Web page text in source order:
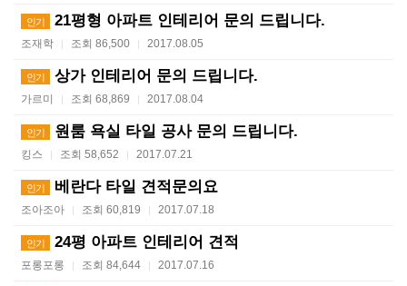
인기 21평형 아파트 인테리어 문의 드립니다.
조재학 | 조회 86,500 | 2017.08.05
인기 상가 인테리어 문의 드립니다.
가르미 | 조회 68,869 | 2017.08.04
인기 원룸 욕실 타일 공사 문의 드립니다.
킹스 | 조회 58,652 | 2017.07.21
인기 베란다 타일 견적문의요
조아조아 | 조회 60,819 | 2017.07.18
인기 24평 아파트 인테리어 견적
포롱포롱 | 조회 84,644 | 2017.07.16